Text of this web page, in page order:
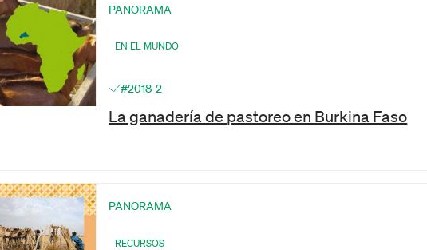
PANORAMA
EN EL MUNDO
#2018-2
La ganadería de pastoreo en Burkina Faso
PANORAMA
RECURSOS